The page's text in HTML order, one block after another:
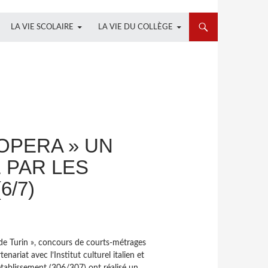
LA VIE SCOLAIRE LA VIE DU COLLÈGE
» UN
LES
7)
Turin », concours de courts-métrages
avec l’Institut culturel italien et